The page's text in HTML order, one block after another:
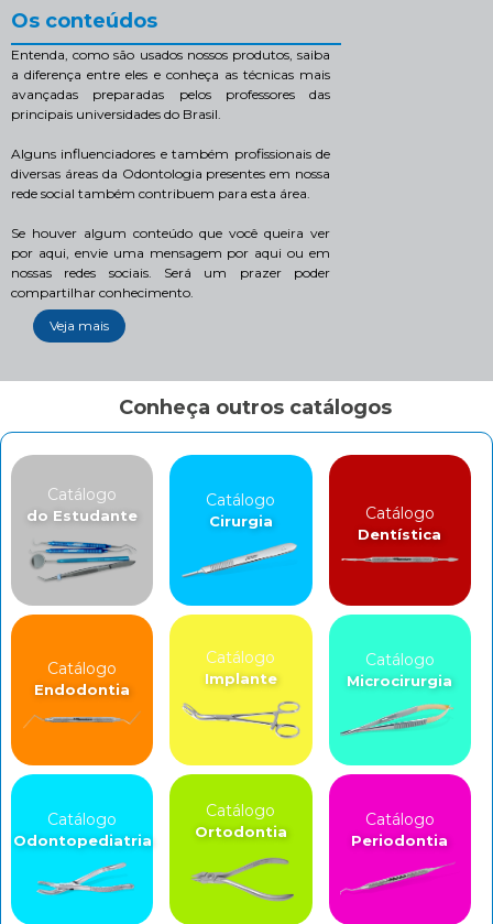
Os conteúdos
Entenda, como são usados nossos produtos, saiba
a diferença entre eles e conheça as técnicas mais
avançadas preparadas pelos professores das
principais universidades do Brasil.
Alguns influenciadores e também profissionais de
diversas áreas da Odontologia presentes em nossa
rede social também contribuem para esta área.
Se houver algum conteúdo que você queira ver
por aqui, envie uma mensagem por aqui ou em
nossas redes sociais. Será um prazer poder
compartilhar conhecimento.
Veja mais
Conheça outros catálogos
Catálogo
do Estudante
Catálogo
Cirurgia Catálogo
Dentística
Catálogo
Endodontia
Catálogo
Implante
Catálogo
Microcirurgia
Catálogo
Odontopediatria
Catálogo
Ortodontia
Catálogo
Periodontia